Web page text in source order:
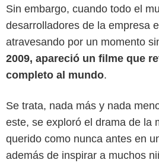
Sin embargo, cuando todo el
desarrolladores de la empresa
atravesando por un momento
2009, apareció un filme que
completo al mundo.
Se trata, nada más y nada
este, se exploró el drama de la
querido como nunca antes en
además de inspirar a muchos